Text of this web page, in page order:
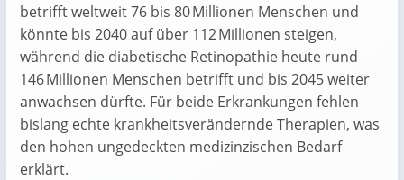
betrifft weltweit 76 bis 80 Millionen Menschen und
könnte bis 2040 auf über 112 Millionen steigen,
während die diabetische Retinopathie heute rund
146 Millionen Menschen betrifft und bis 2045 weiter
anwachsen dürfte. Für beide Erkrankungen fehlen
bislang echte krankheitsverändernde Therapien, was
den hohen ungedeckten medizinzischen Bedarf
erklärt.